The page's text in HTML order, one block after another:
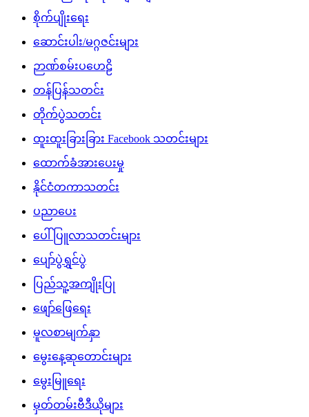
စိုက်ပျိုးရေး
ဆောင်းပါး/မဂ္ဂဇင်းများ
ဉာဏ်စမ်းပဟေဠိ
တန်ပြန်သတင်း
တိုက်ပွဲသတင်း
ထူးထူးခြားခြား Facebook သတင်းများ
ထောက်ခံအားပေးမှု
နိုင်ငံတကာသတင်း
ပညာပေး
ပေါ်ပြူလာသတင်းများ
ပျော်ပွဲရွှင်ပွဲ
ပြည်သူ့အကျိုးပြု
ဖျော်ဖြေရေး
မူလစာမျက်နှာ
မွေးနေ့ဆုတောင်းများ
မွေးမြူရေး
မှတ်တမ်းဗီဒီယိုများ